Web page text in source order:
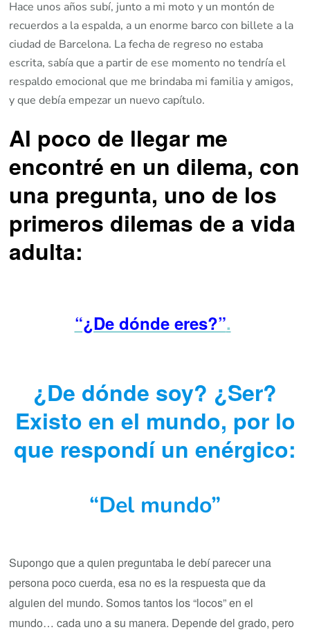
Hace unos años subí, junto a mi moto y un montón de
recuerdos a la espalda, a un enorme barco con billete a la
ciudad de Barcelona. La fecha de regreso no estaba
escrita, sabía que a partir de ese momento no tendría el
respaldo emocional que me brindaba mi familia y amigos,
y que debía empezar un nuevo capítulo.
Al poco de llegar me
encontré en un dilema, con
una pregunta, uno de los
primeros dilemas de a vida
adulta:
“¿De dónde eres?”.
¿De dónde soy? ¿Ser?
Existo en el mundo, por lo
que respondí un enérgico:
“Del mundo”
Supongo que a quien preguntaba le debí parecer una
persona poco cuerda, esa no es la respuesta que da
alguien del mundo. Somos tantos los “locos” en el
mundo… cada uno a su manera. Depende del grado, pero